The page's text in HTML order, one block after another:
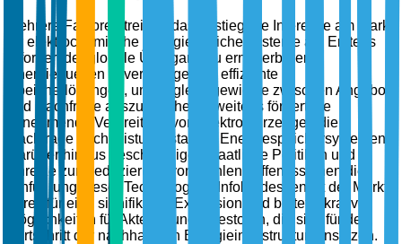
Mehrere Faktoren treiben das gestiegene Interesse am Markt
für elektrochemische Energiespeichersysteme an. Erstens
erfordert der globale Übergang zu erneuerbaren
Energiequellen zuverlässige und effiziente
Speicherlösungen, um Ungleichgewichte zwischen Angebot
und Nachfrage auszugleichen. Zweitens fördert die
zunehmende Verbreitung von Elektrofahrzeugen die
Nachfrage nach leistungsstarken Energiespeichersystemen.
Darüber hinaus beschleunigen staatliche Politiken und
Anreize zur Reduzierung von Kohlenstoffemissionen die
Einführung dieser Technologien. Infolgedessen ist der Markt
bereit für eine signifikante Expansion und bietet lukrative
Möglichkeiten für Akteure und Investoren, die sich für den
Fortschritt der nachhaltigen Energieinfrastruktur einsetzen.